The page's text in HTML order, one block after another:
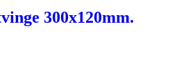
300x120mm.